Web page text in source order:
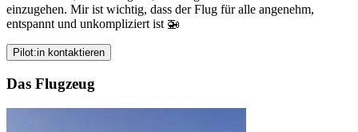
einzugehen. Mir ist wichtig, dass der Flug für alle angenehm,
entspannt und unkompliziert ist 🚁
Pilot:in kontaktieren
Das Flugzeug